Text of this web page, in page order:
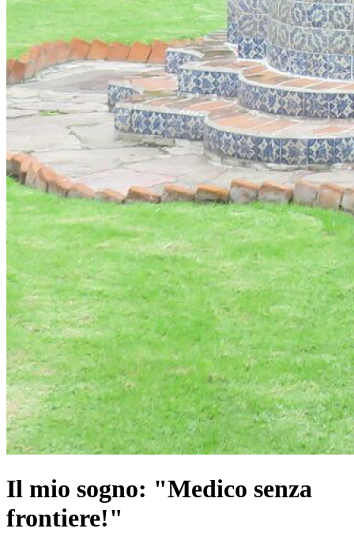
Il mio sogno: "Medico senza
frontiere!"